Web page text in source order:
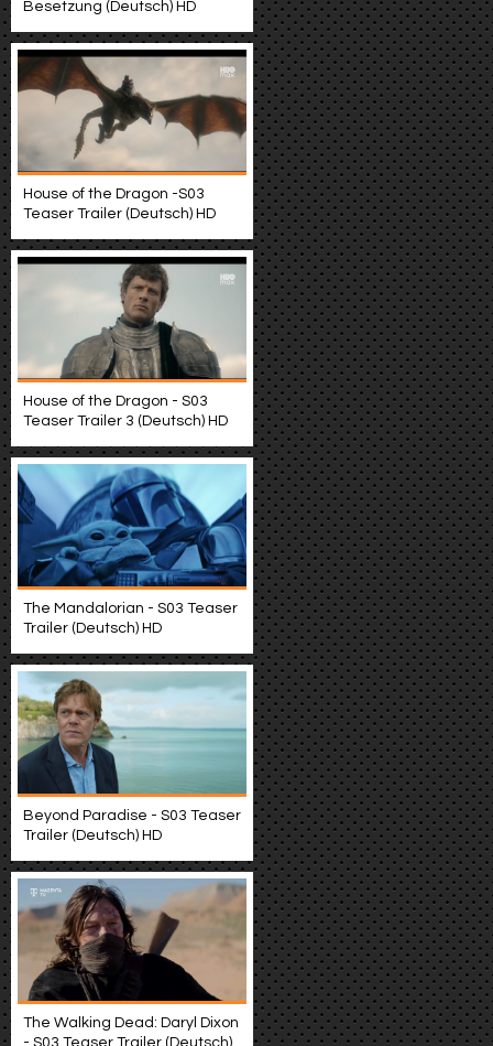
Besetzung (Deutsch) HD
House of the Dragon -S03
Teaser Trailer (Deutsch) HD
House of the Dragon - S03
Teaser Trailer 3 (Deutsch) HD
The Mandalorian - S03 Teaser
Trailer (Deutsch) HD
Beyond Paradise - S03 Teaser
Trailer (Deutsch) HD
The Walking Dead: Daryl Dixon
- S03 Teaser Trailer (Deutsch)